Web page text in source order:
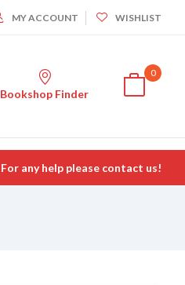
MY ACCOUNT WISHLIST
Bookshop Finder
0
For any help please contact us!